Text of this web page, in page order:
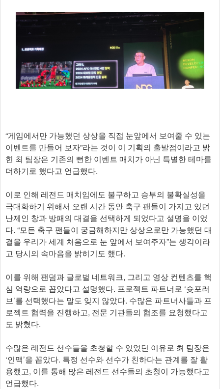
“게임에서만 가능했던 상상을 직접 눈앞에서 보여줄 수 있는
이벤트를 만들어 보자”라는 것이 이 기획의 출발점이라고 밝
힌 최 팀장은 기존의 뻔한 이벤트 매치가 아닌 특별한 테마를
더하기로 했다고 언급했다.
이로 인해 레전드 매치임에도 불구하고 승부의 불확실성을
극대화하기 위해서 오랜 시간 동안 축구 팬들이 가지고 있던
난제인 창과 방패의 대결을 선택하게 되었다고 설명을 이었
다. “모든 축구 팬들이 궁금해하지만 상상으로만 가능했던 대
결을 우리가 세계 처음으로 눈 앞에서 보여주자”는 생각이라
고 당시의 속마음을 밝히기도 했다.
이를 위해 팬덤과 글로벌 네트워크, 그리고 영상 컨텐츠를 핵
심 역량으로 꼽았다고 설명했다. 프로젝트 파트너로 ‘슛포러
브’를 선택했다는 말도 잊지 않았다. 수많은 파트너사들과 프
로젝트 협력을 진행하고, 전문 기관들의 협조를 요청했다고
도 밝혔다.
수많은 레전드 선수들을 초청할 수 있었던 이유로 최 팀장은
‘인맥’을 꼽았다. 특정 선수와 선수가 친하다는 관계를 잘 활
용했고, 이를 통해 많은 레전드 선수들의 초청이 가능했다고
언급했다.